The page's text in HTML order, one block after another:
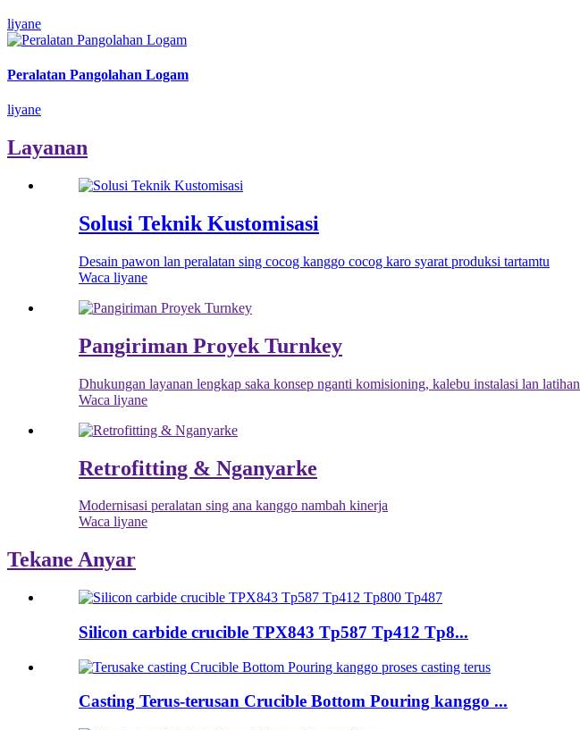
liyane
Peralatan Pangolahan Logam
liyane
Layanan
Solusi Teknik Kustomisasi
Desain pawon lan peralatan sing cocog kanggo cocog karo syarat produksi tartamtu
Waca liyane
Pangiriman Proyek Turnkey
Dhukungan layanan lengkap saka konsep nganti komisioning, kalebu instalasi lan latihan
Waca liyane
Retrofitting & Nganyarke
Modernisasi peralatan sing ana kanggo nambah kinerja
Waca liyane
Tekane Anyar
Silicon carbide crucible TPX843 Tp587 Tp412 Tp8...
Casting Terus-terusan Crucible Bottom Pouring kanggo ...